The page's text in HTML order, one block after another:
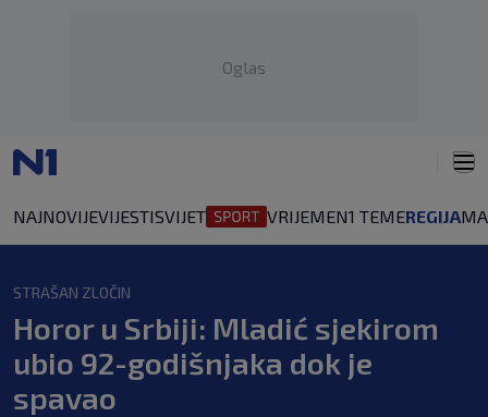
Oglas
NAJNOVIJEVIJESTISVIJET VRIJEMEN1 TEMEREGIJA
STRAŠAN ZLOČIN
Horor u Srbiji: Mladić sjekirom
ubio 92-godišnjaka dok je
spavao